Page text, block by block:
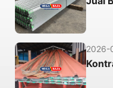
2026-